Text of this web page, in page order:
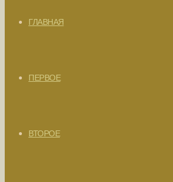
ГЛАВНАЯ
ПЕРВОЕ
ВТОРОЕ